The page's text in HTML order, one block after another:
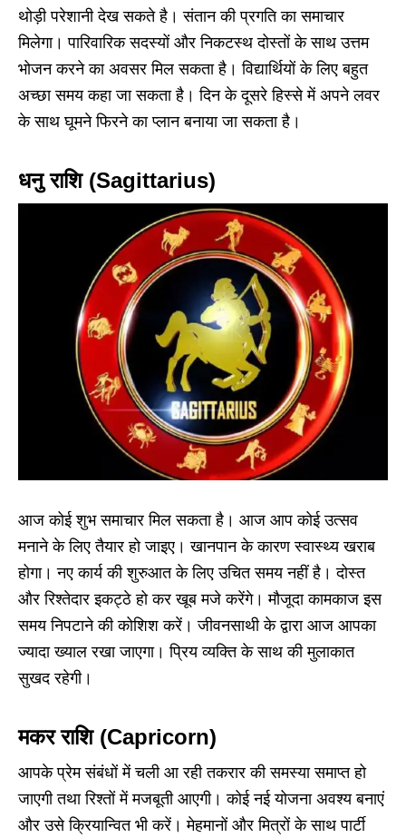
थोड़ी परेशानी देख सकते है। संतान की प्रगति का समाचार
मिलेगा। पारिवारिक सदस्यों और निकटस्थ दोस्तों के साथ उत्तम
भोजन करने का अवसर मिल सकता है। विद्यार्थियों के लिए बहुत
अच्छा समय कहा जा सकता है। दिन के दूसरे हिस्से में अपने लवर
के साथ घूमने फिरने का प्लान बनाया जा सकता है।
धनु राशि (Sagittarius)
आज कोई शुभ समाचार मिल सकता है। आज आप कोई उत्सव
मनाने के लिए तैयार हो जाइए। खानपान के कारण स्वास्थ्य खराब
होगा। नए कार्य की शुरुआत के लिए उचित समय नहीं है। दोस्त
और रिश्तेदार इकट्ठे हो कर खूब मजे करेंगे। मौजूदा कामकाज इस
समय निपटाने की कोशिश करें। जीवनसाथी के द्वारा आज आपका
ज्यादा ख्याल रखा जाएगा। प्रिय व्यक्ति के साथ की मुलाकात
सुखद रहेगी।
मकर राशि (Capricorn)
आपके प्रेम संबंधों में चली आ रही तकरार की समस्या समाप्त हो
जाएगी तथा रिश्तों में मजबूती आएगी। कोई नई योजना अवश्य बनाएं
और उसे क्रियान्वित भी करें। मेहमानों और मित्रों के साथ पार्टी